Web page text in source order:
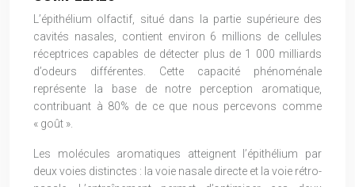
L’épithélium olfactif, situé dans la partie supérieure des
cavités nasales, contient environ 6 millions de cellules
réceptrices capables de détecter plus de 1 000 milliards
d’odeurs différentes. Cette capacité phénoménale
représente la base de notre perception aromatique,
contribuant à 80% de ce que nous percevons comme
« goût ».
Les molécules aromatiques atteignent l’épithélium par
deux voies distinctes : la voie nasale directe et la voie rétro-